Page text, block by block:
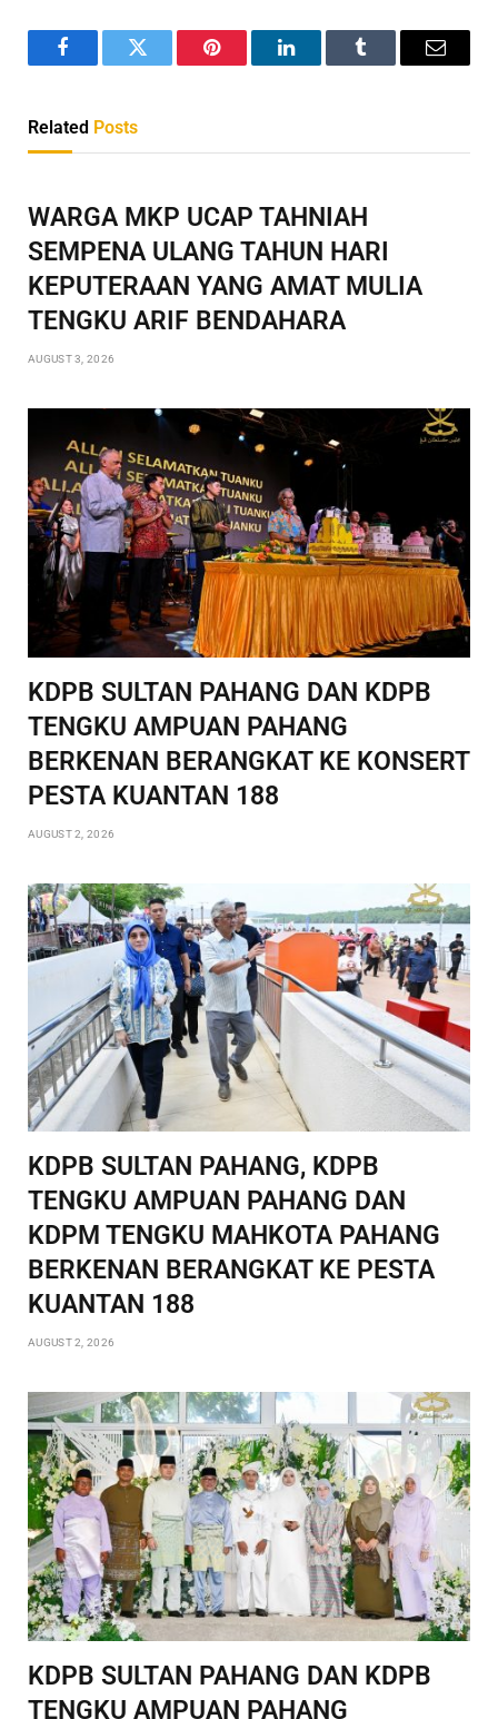
FacebookTwitter Pinterest LinkedInTumblr Email
Related Posts
WARGA MKP UCAP TAHNIAH
SEMPENA ULANG TAHUN HARI
KEPUTERAAN YANG AMAT MULIA
TENGKU ARIF BENDAHARA
AUGUST 3, 2026
KDPB SULTAN PAHANG DAN KDPB
TENGKU AMPUAN PAHANG
BERKENAN BERANGKAT KE KONSERT
PESTA KUANTAN 188
AUGUST 2, 2026
KDPB SULTAN PAHANG, KDPB
TENGKU AMPUAN PAHANG DAN
KDPM TENGKU MAHKOTA PAHANG
BERKENAN BERANGKAT KE PESTA
KUANTAN 188
AUGUST 2, 2026
KDPB SULTAN PAHANG DAN KDPB
TENGKU AMPUAN PAHANG